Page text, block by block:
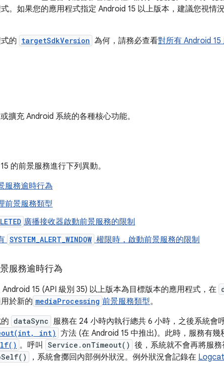
。如果您的應用程式指定 Android 15 以上版本，建議您視情
的 targetSdkVersion 為何，請務必查看對所有 Android
擴充 Android 系統的各種核心功能。
的前景服務進行下列異動。
服務逾時行為
前景服務類型
廣播接收器啟動前景服務的限制
SYSTEM_ALERT_WINDOW 權限時，啟動前景服務的限制
服務逾時行為
15 (API 級別 35) 以上版本為目標版本的應用程式，在
於新的 mediaProcessing 前景服務類型。
dataSync 服務在 24 小時內執行總共 6 小時，之後系統會
int) 方法 (在 Android 15 中推出)。此時，服務有幾
。呼叫 Service.onTimeout() 後，系統就不會再將服
，系統會擲回內部例外狀況。例外狀況會記錄在 Logcat